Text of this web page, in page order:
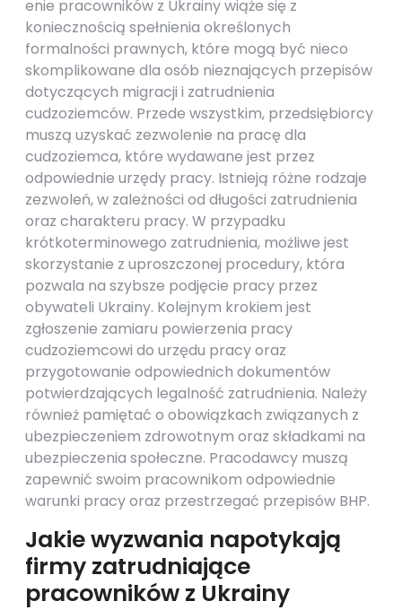
enie pracowników z Ukrainy wiąże się z
koniecznością spełnienia określonych
formalności prawnych, które mogą być nieco
skomplikowane dla osób nieznających przepisów
dotyczących migracji i zatrudnienia
cudzoziemców. Przede wszystkim, przedsiębiorcy
muszą uzyskać zezwolenie na pracę dla
cudzoziemca, które wydawane jest przez
odpowiednie urzędy pracy. Istnieją różne rodzaje
zezwoleń, w zależności od długości zatrudnienia
oraz charakteru pracy. W przypadku
krótkoterminowego zatrudnienia, możliwe jest
skorzystanie z uproszczonej procedury, która
pozwala na szybsze podjęcie pracy przez
obywateli Ukrainy. Kolejnym krokiem jest
zgłoszenie zamiaru powierzenia pracy
cudzoziemcowi do urzędu pracy oraz
przygotowanie odpowiednich dokumentów
potwierdzających legalność zatrudnienia. Należy
również pamiętać o obowiązkach związanych z
ubezpieczeniem zdrowotnym oraz składkami na
ubezpieczenia społeczne. Pracodawcy muszą
zapewnić swoim pracownikom odpowiednie
warunki pracy oraz przestrzegać przepisów BHP.
Jakie wyzwania napotykają
firmy zatrudniające
pracowników z Ukrainy